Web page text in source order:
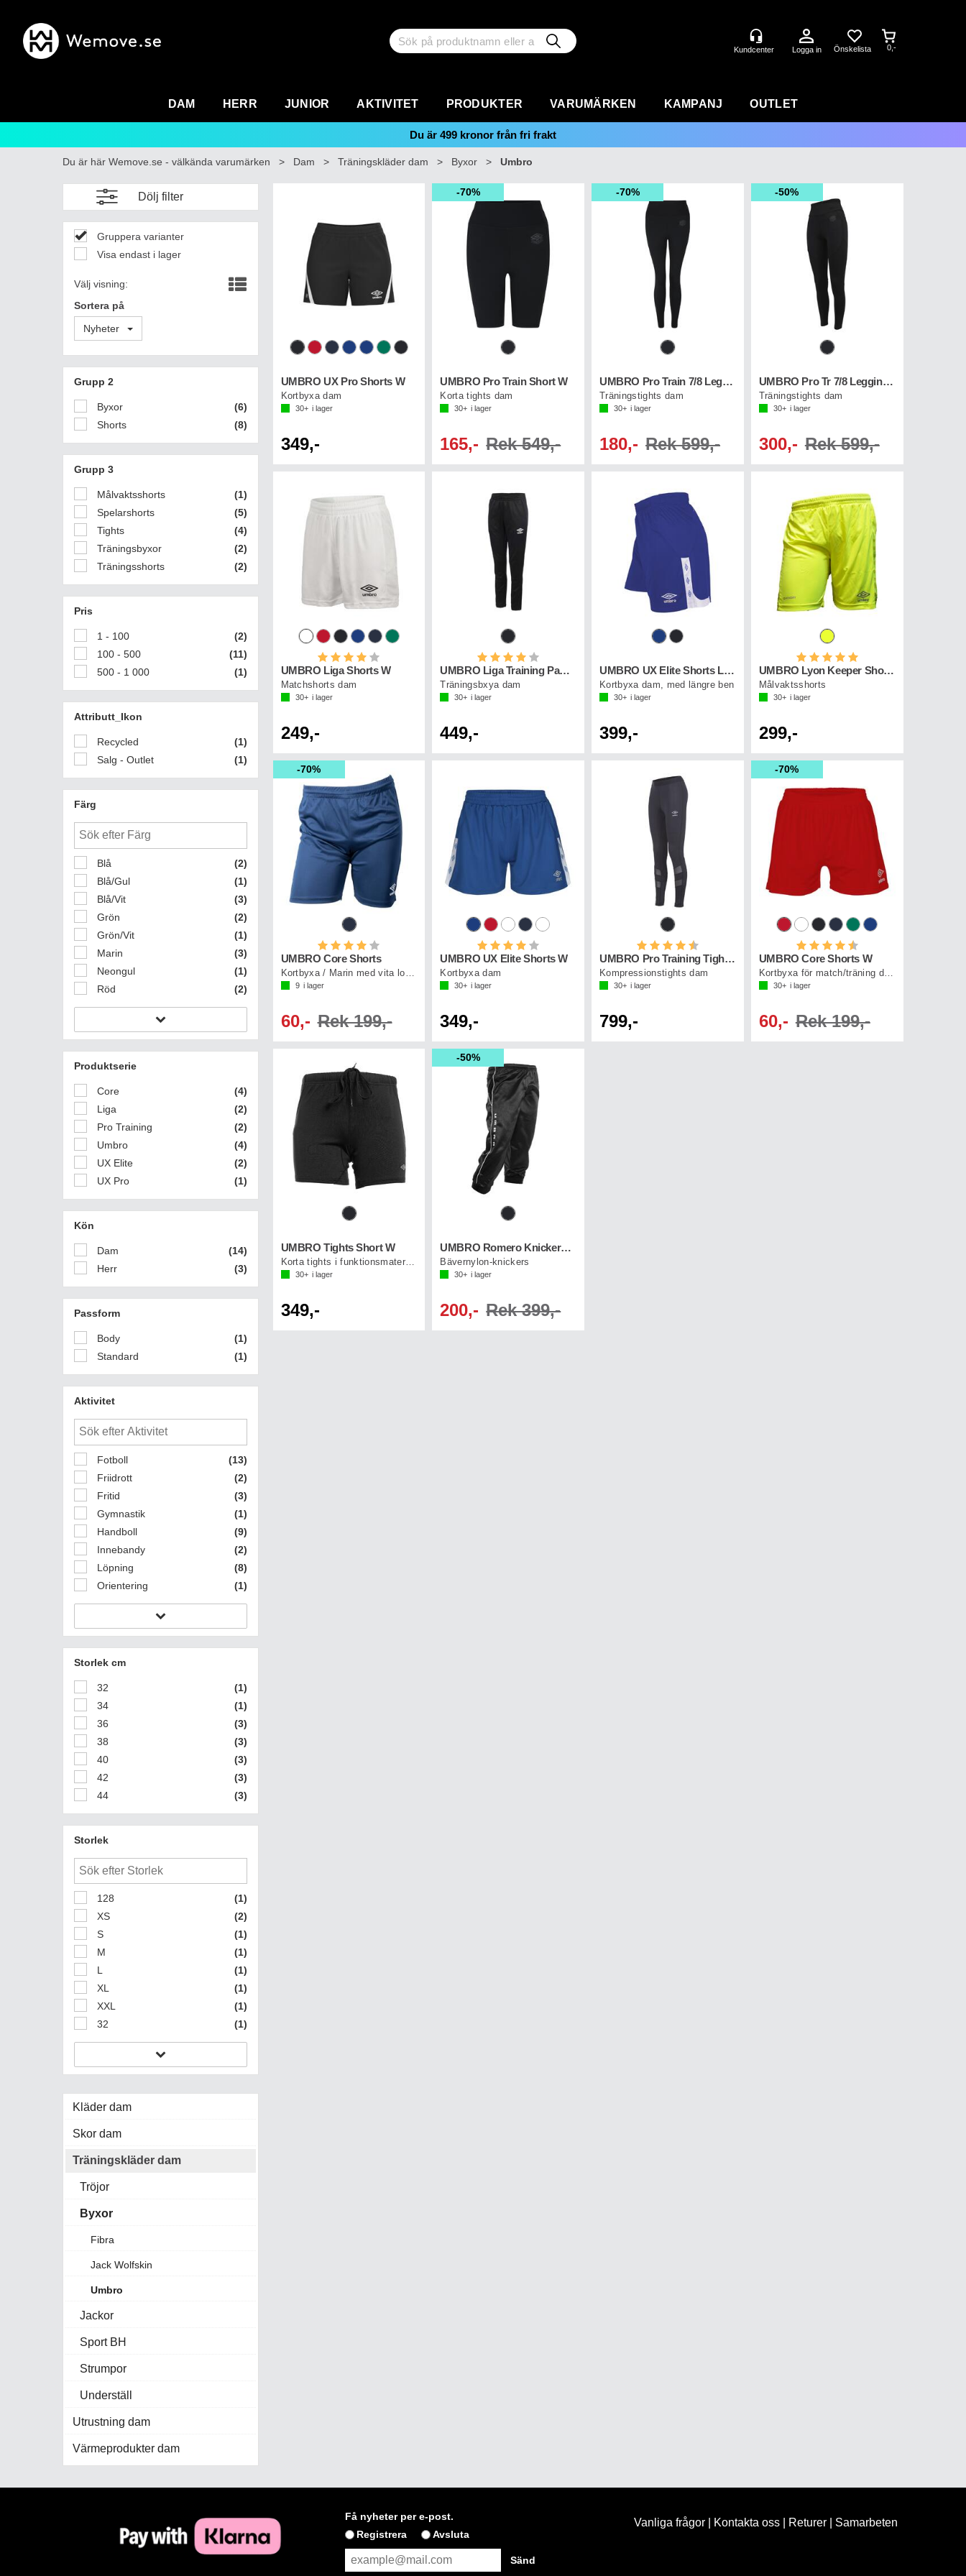
Logga in 0,-
DAM HERR JUNIOR AKTIVITET PRODUKTER VARUMÄRKEN KAMPANJ OUTLET
Du är 499 kronor från fri frakt
Du är här Wemove.se - välkända varumärken > Dam > Träningskläder dam > Byxor > Umbro
Dölj filter
Gruppera varianter
Visa endast i lager
Välj visning:
Sortera på
Nyheter
Grupp 2
Byxor
(6)
Shorts
(8)
Grupp 3
Målvaktsshorts
(1)
Spelarshorts
(5)
Tights
(4)
Träningsbyxor
(2)
Träningsshorts
(2)
Pris
1 - 100
(2)
100 - 500
(11)
500 - 1 000
(1)
Attributt_Ikon
Recycled
(1)
Salg - Outlet
(1)
Färg
Blå
(2)
Blå/Gul
(1)
Blå/Vit
(3)
Grön
(2)
Grön/Vit
(1)
Marin
(3)
Neongul
(1)
Röd
(2)
Produktserie
Core
(4)
Liga
(2)
Pro Training
(2)
Umbro
(4)
UX Elite
(2)
UX Pro
(1)
Kön
Dam
(14)
Herr
(3)
Passform
Body
(1)
Standard
(1)
Aktivitet
Fotboll
(13)
Friidrott
(2)
Fritid
(3)
Gymnastik
(1)
Handboll
(9)
Innebandy
(2)
Löpning
(8)
Orientering
(1)
Storlek cm
32
(1)
34
(1)
36
(3)
38
(3)
40
(3)
42
(3)
44
(3)
Storlek
128
(1)
XS
(2)
S
(1)
M
(1)
L
(1)
XL
(1)
XXL
(1)
32
(1)
Kläder dam
Skor dam
Träningskläder dam
Tröjor
Byxor
Fibra
Jack Wolfskin
Umbro
Jackor
Sport BH
Strumpor
Underställ
Utrustning dam
Värmeprodukter dam
UMBRO UX Pro Shorts W
Kortbyxa dam
30+ i lager
349,-
70%
UMBRO Pro Train Short W
Korta tights dam
30+ i lager
165,- Rek 549,-
70%
UMBRO Pro Train 7/8 Leggings W
Träningstights dam
30+ i lager
180,- Rek 599,-
50%
UMBRO Pro Tr 7/8 Leggings W
Träningstights dam
30+ i lager
300,- Rek 599,-
Betyg:
UMBRO Liga Shorts W
Matchshorts dam
30+ i lager
249,-
Betyg:
UMBRO Liga Training Pant W
Träningsbxya dam
30+ i lager
449,-
UMBRO UX Elite Shorts L W
Kortbyxa dam, med längre ben
30+ i lager
399,-
Betyg:
UMBRO Lyon Keeper Shorts
Målvaktsshorts
30+ i lager
299,-
70%
Betyg:
UMBRO Core Shorts
Kortbyxa / Marin med vita loggor
9 i lager
60,- Rek 199,-
Betyg:
UMBRO UX Elite Shorts W
Kortbyxa dam
30+ i lager
349,-
Betyg:
UMBRO Pro Training Tights W
Kompressionstights dam
30+ i lager
799,-
70%
Betyg:
UMBRO Core Shorts W
Kortbyxa för match/träning dam
30+ i lager
60,- Rek 199,-
UMBRO Tights Short W
30+ i lager
349,-
50%
UMBRO Romero Knickers Jr
Bävernylon-knickers
30+ i lager
200,- Rek 399,-
Få nyheter per e-post.
Registrera
Avsluta
Vanliga frågor| Kontakta oss| Returer| Samarbeten